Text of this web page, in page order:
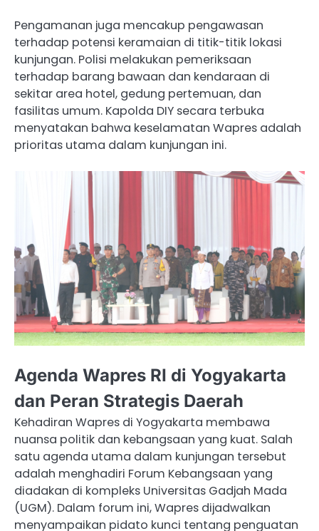
Pengamanan juga mencakup pengawasan
terhadap potensi keramaian di titik-titik lokasi
kunjungan. Polisi melakukan pemeriksaan
terhadap barang bawaan dan kendaraan di
sekitar area hotel, gedung pertemuan, dan
fasilitas umum. Kapolda DIY secara terbuka
menyatakan bahwa keselamatan Wapres adalah
prioritas utama dalam kunjungan ini.
Agenda Wapres RI di Yogyakarta
dan Peran Strategis Daerah
Kehadiran Wapres di Yogyakarta membawa
nuansa politik dan kebangsaan yang kuat. Salah
satu agenda utama dalam kunjungan tersebut
adalah menghadiri Forum Kebangsaan yang
diadakan di kompleks Universitas Gadjah Mada
(UGM). Dalam forum ini, Wapres dijadwalkan
menyampaikan pidato kunci tentang penguatan